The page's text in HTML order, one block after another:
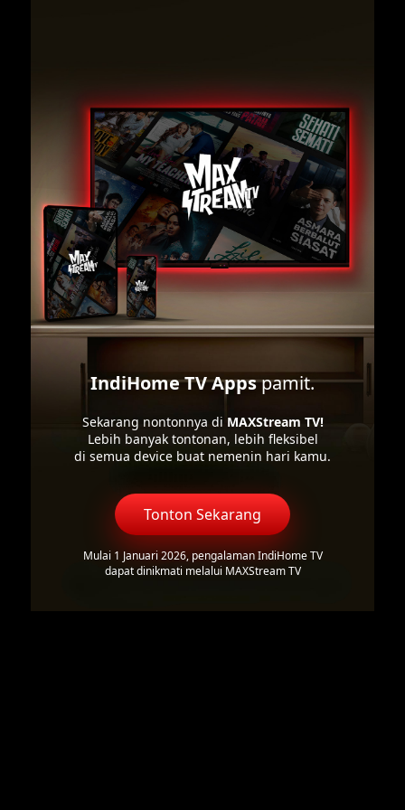
IndiHome TV Appspamit.
Sekarang nontonnya di MAXStream TV!
Lebih banyak tontonan, lebih fleksibel
di semua device buat nemenin hari kamu.
Tonton Sekarang
Mulai 1 Januari 2026, pengalaman IndiHome TV
dapat dinikmati melalui MAXStream TV